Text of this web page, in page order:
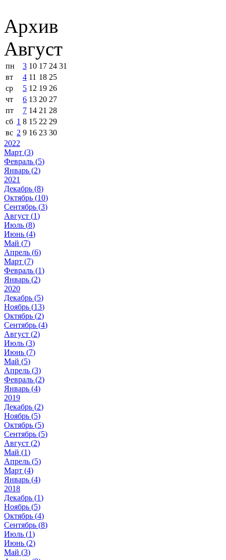
Архив
Август
пн 3 10 17 24 31
вт
4 11 18 25
ср
5 12 19 26
чт
6 13 20 27
пт
7 14 21 28
сб 1 8 15 22 29
вс 2 9 16 23 30
2022
Март (3)
Февраль (5)
Январь (2)
2021
Декабрь (8)
Октябрь (10)
Сентябрь (3)
Август (1)
Июль (8)
Июнь (4)
Май (7)
Апрель (6)
Март (7)
Февраль (1)
Январь (2)
2020
Декабрь (5)
Ноябрь (13)
Октябрь (2)
Сентябрь (4)
Август (2)
Июль (3)
Июнь (7)
Май (5)
Апрель (3)
Февраль (2)
Январь (4)
2019
Декабрь (2)
Ноябрь (5)
Октябрь (5)
Сентябрь (5)
Август (2)
Май (1)
Апрель (5)
Март (4)
Январь (4)
2018
Декабрь (1)
Ноябрь (5)
Октябрь (4)
Сентябрь (8)
Июль (1)
Июнь (2)
Май (3)